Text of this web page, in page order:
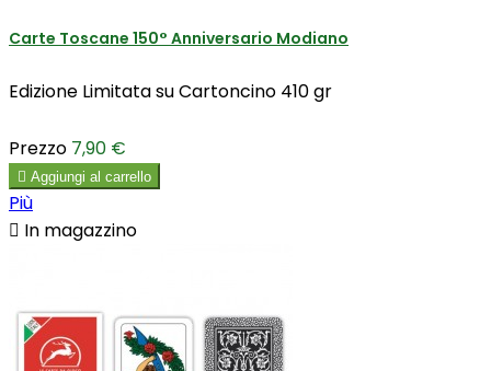
Carte Toscane 150° Anniversario Modiano
Edizione Limitata su Cartoncino 410 gr
Prezzo 7,90 €
 Aggiungi al carrello
Più
 In magazzino